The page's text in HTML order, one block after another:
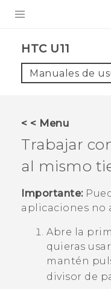
VIVE
VIVERSE
AYUDA
Dispositivos y
Iniciar sesión
HTC U11‎
Manuales de
< < Menu
Trabajar
al mismo
Importante:
aplicaciones no
Abre la
quieras
mantén
divisor de